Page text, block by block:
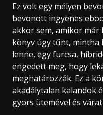
Ez volt egy mélyen
bevonott ingyenes
akkor sem, amikor már
könyv úgy tűnt,
lenne, egy furcsa,
engedett meg, hogy
meghatározzák. Ez a
akadálytalan kalandok
gyors ütemével és